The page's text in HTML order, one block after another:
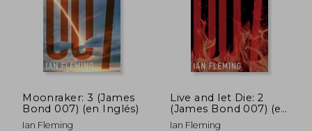
Moonraker: 3 (James
Bond 007) (en Inglés)
Ian Fleming
Live and let Die: 2
(James Bond 007) (en
Inglés)
Ian Fleming